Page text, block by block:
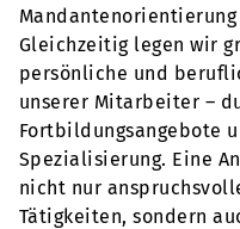
Gleichzeitig legen wir
persönliche und
unserer Mitarbeiter –
Fortbildungsangebote
Spezialisierung. Eine
nicht nur
Tätigkeiten, sondern